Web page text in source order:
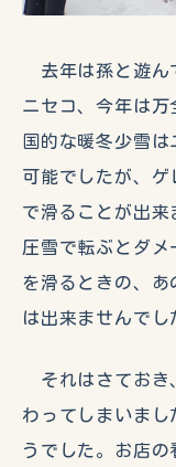
去年は孫と遊ん
ニセコ、今年は
国的な暖冬少雪
可能でしたが、ゲ
で滑ることが出
圧雪で転ぶとダメ
を滑るときの、あ
は出来ませんでし
それはさておき
わってしまいまし
うでした。お店